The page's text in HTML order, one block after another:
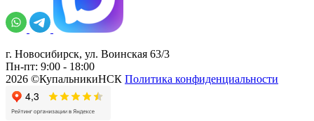
г. Новосибирск, ул. Воинская 63/3
Пн-пт: 9:00 - 18:00
2026 ©КупальникиНСК Политика конфиденциальности